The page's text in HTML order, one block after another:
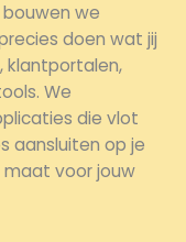
we
doen wat jij
klantportalen,
We
die vlot
aansluiten op je
voor jouw